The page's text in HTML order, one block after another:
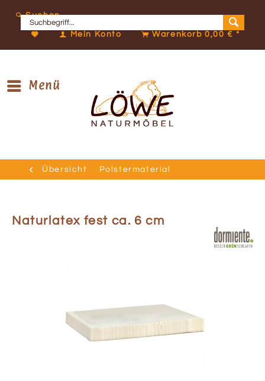
Suchen
Mein Konto Warenkorb0,00 € *
Menü
Übersicht Polstermaterial
Naturlatex fest ca. 6 cm